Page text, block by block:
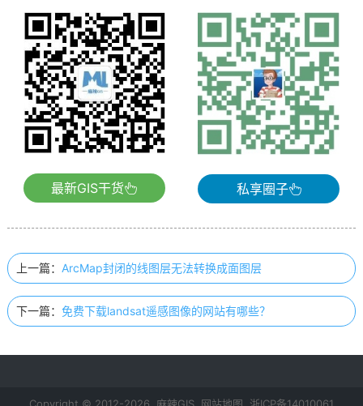
最新GIS干货 私享圈子
上一篇： ArcMap封闭的线图层无法转换成面图层
下一篇： 免费下载landsat遥感图像的网站有哪些？